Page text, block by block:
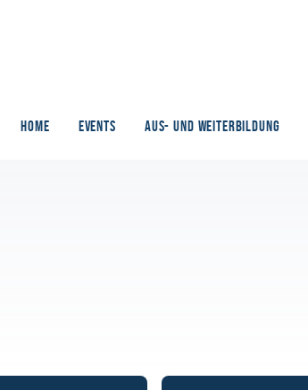
HOME EVENTS AUS- UND WEITERBILDUNG